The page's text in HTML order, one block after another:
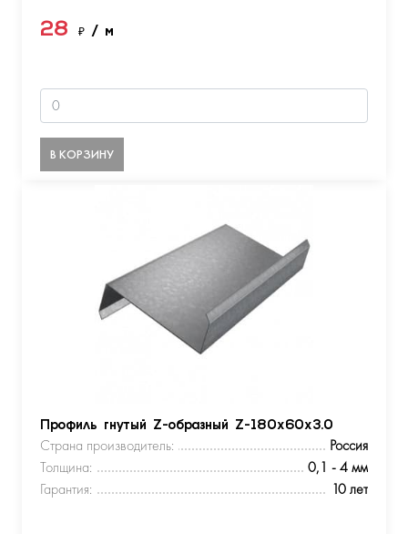
28 ₽ / м
В КОРЗИНУ
Профиль гнутый Z-образный Z-180х60х3.0
Страна производитель:
Россия
Толщина:
0,1 - 4 мм
Гарантия:
10 лет